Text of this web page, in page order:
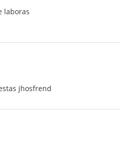
laboras
jhosfrend